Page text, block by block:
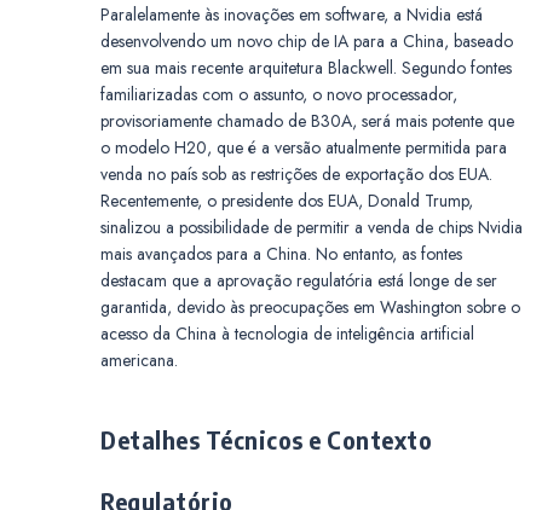
Paralelamente às inovações em software, a Nvidia está
desenvolvendo um novo chip de IA para a China, baseado
em sua mais recente arquitetura Blackwell. Segundo fontes
familiarizadas com o assunto, o novo processador,
provisoriamente chamado de B30A, será mais potente que
o modelo H20, que é a versão atualmente permitida para
venda no país sob as restrições de exportação dos EUA.
Recentemente, o presidente dos EUA, Donald Trump,
sinalizou a possibilidade de permitir a venda de chips Nvidia
mais avançados para a China. No entanto, as fontes
destacam que a aprovação regulatória está longe de ser
garantida, devido às preocupações em Washington sobre o
acesso da China à tecnologia de inteligência artificial
americana.
Detalhes Técnicos e Contexto
Regulatório